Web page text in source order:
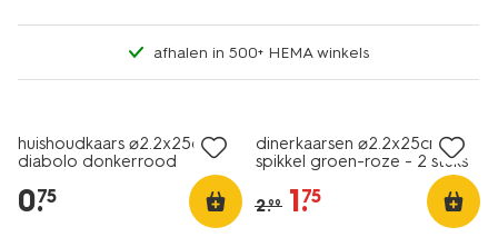
afhalen in 500+ HEMA winkels
huishoudkaars ⌀2.2x25cm
diabolo donkerrood
0.
75
vegan
dinerkaarsen ⌀2.2x25cm
spikkel groen-roze - 2 stuks
2.99 1.
75